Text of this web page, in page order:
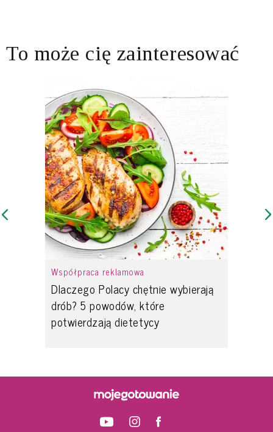
To może cię zainteresować
Współpraca reklamowa
Dlaczego Polacy chętnie wybierają
drób? 5 powodów, które
potwierdzają dietetycy